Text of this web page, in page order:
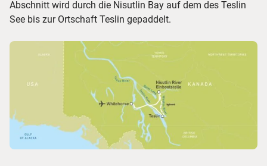
Abschnitt wird durch die Nisutlin Bay auf dem des Teslin
See bis zur Ortschaft Teslin gepaddelt.